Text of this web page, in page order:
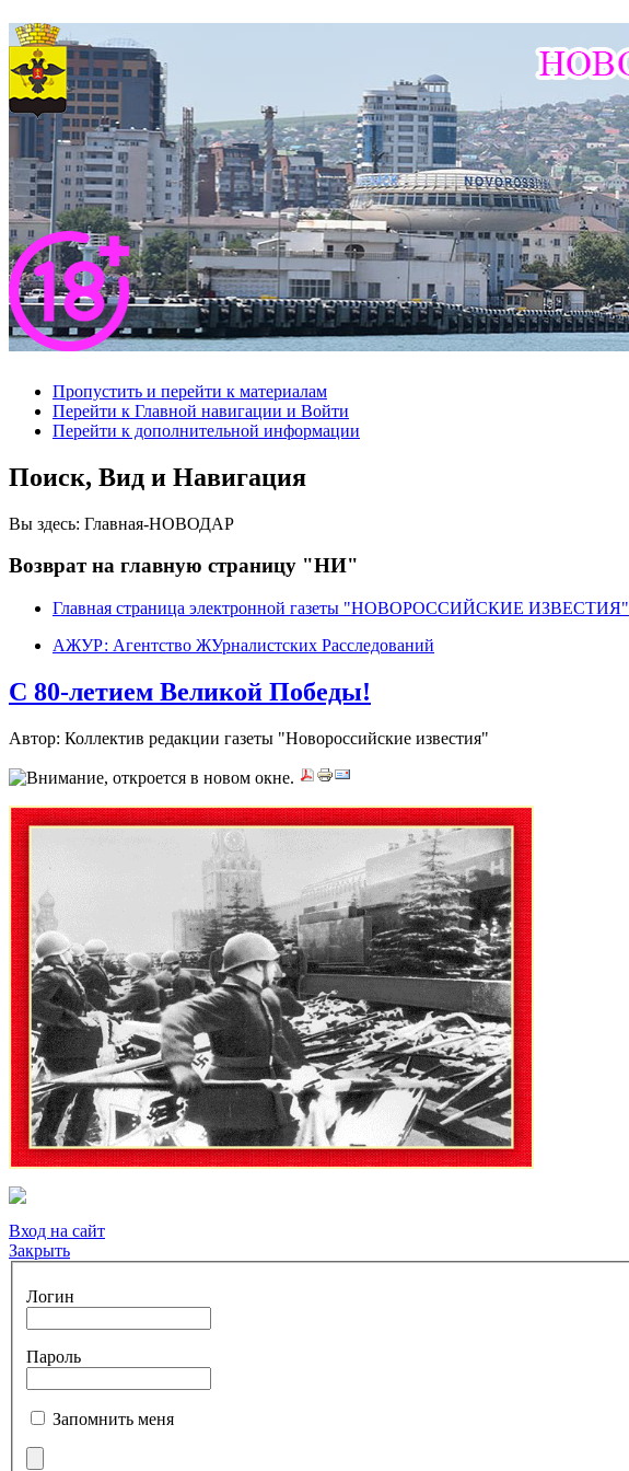
Пропустить и перейти к материалам
Перейти к Главной навигации и Войти
Перейти к дополнительной информации
Поиск, Вид и Навигация
Вы здесь: Главная-НОВОДАР
Возврат на главную страницу "НИ"
Главная страница электронной газеты "НОВОРОССИЙСКИЕ ИЗВЕСТИЯ"
АЖУР: Агентство ЖУрналистских Расследований
C 80-летием Великой Победы!
Автор: Коллектив редакции газеты "Новороссийские известия"
Вход на сайт
Закрыть
Логин
Пароль
Запомнить меня